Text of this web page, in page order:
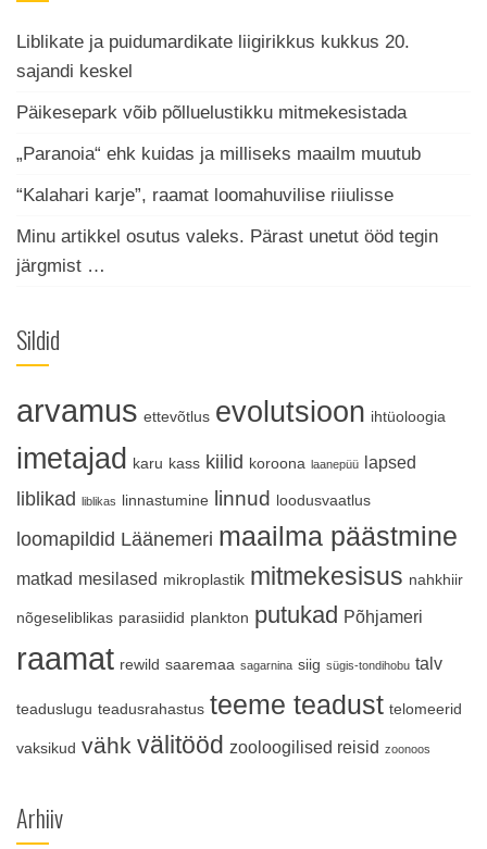
Liblikate ja puidumardikate liigirikkus kukkus 20.
sajandi keskel
Päikesepark võib põlluelustikku mitmekesistada
„Paranoia“ ehk kuidas ja milliseks maailm muutub
“Kalahari karje”, raamat loomahuvilise riiulisse
Minu artikkel osutus valeks. Pärast unetut ööd tegin
järgmist …
Sildid
arvamus ettevõtlus evolutsioon ihtüoloogia
imetajad karu kass kiilid koroona laanepüü lapsed
liblikad liblikas linnastumine linnud loodusvaatlus
loomapildid Läänemeri maailma päästmine
matkad mesilased mikroplastik mitmekesisus nahkhiir
nõgeseliblikas parasiidid plankton putukad Põhjameri
raamat rewild saaremaa sagarnina siig sügis-tondihobu talv
teaduslugu teadusrahastus teeme teadust telomeerid
vaksikud vähk välitööd zooloogilised reisid zoonoos
Arhiiv